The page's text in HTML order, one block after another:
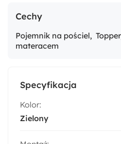
Cechy
Pojemnik na pościel Topper
materacem
Specyfikacja
Kolor:
Zielony